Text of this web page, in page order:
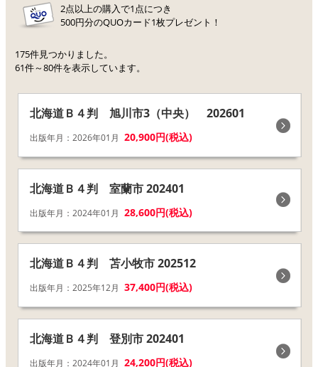
2点以上の購入で1点につき
500円分のQUOカード1枚プレゼント！
175件見つかりました。
61件～80件を表示しています。
北海道Ｂ４判 旭川市3（中央） 202601
出版年月：2026年01月 20,900円(税込)
北海道Ｂ４判 室蘭市 202401
出版年月：2024年01月 28,600円(税込)
北海道Ｂ４判 苫小牧市 202512
出版年月：2025年12月 37,400円(税込)
北海道Ｂ４判 登別市 202401
出版年月：2024年01月 24,200円(税込)